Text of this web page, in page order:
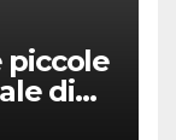
piccole
di